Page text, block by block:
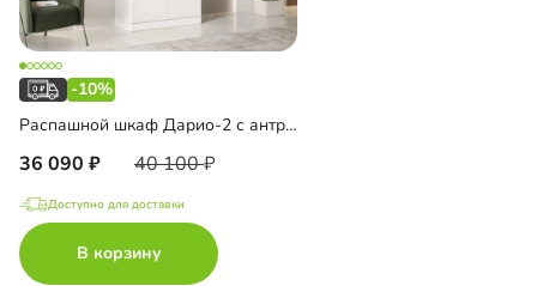
-10%
Распашной шкаф Дарио-2 с антресолью
36 090 40 100
Доступно для доставки
В корзину